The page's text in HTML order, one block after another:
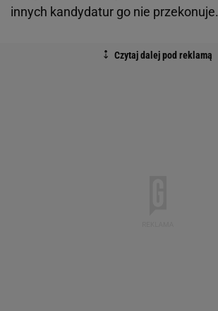
innych kandydatur go nie przekonuje.